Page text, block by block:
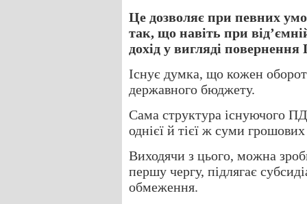
Це дозволяє при певних
так, що навіть при
дохід у вигляді
Існує думка, що кожен
державного бюджету.
Сама структура існуючого
однієї й тієї ж суми
Виходячи з цього, можна
першу чергу, підлягає
обмеження.